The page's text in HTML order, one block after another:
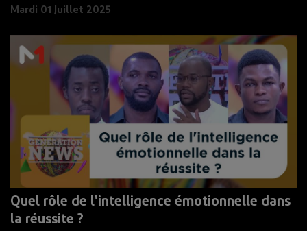
Mardi 01 Juillet 2025
Quel rôle de l'intelligence émotionnelle dans
la réussite ?